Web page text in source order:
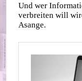
Und wer
verbreiten will
Asange.